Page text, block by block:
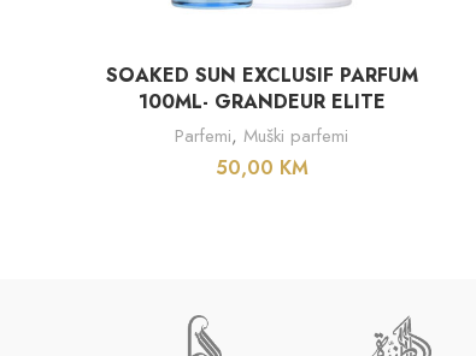
PROČITAJ VIŠE
SOAKED SUN EXCLUSIF PARFUM
100ML- GRANDEUR ELITE
Parfemi,Muški parfemi
50,00 KM